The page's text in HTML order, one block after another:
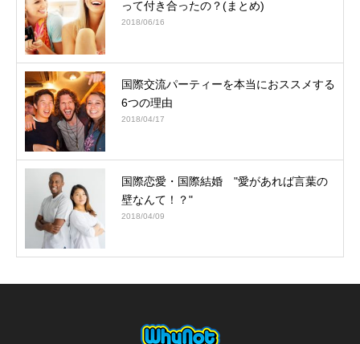
って付き合ったの？(まとめ)
2018/06/16
国際交流パーティーを本当におススメする
6つの理由
2018/04/17
国際恋愛・国際結婚 "愛があれば言葉の
壁なんて！？"
2018/04/09